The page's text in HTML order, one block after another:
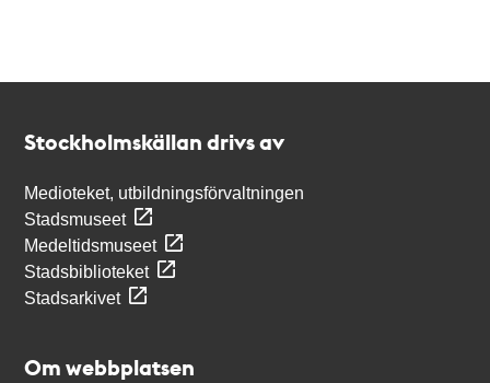
Stockholmskällan drivs av
Medioteket, utbildningsförvaltningen
Stadsmuseet
Medeltidsmuseet
Stadsbiblioteket
Stadsarkivet
Om webbplatsen